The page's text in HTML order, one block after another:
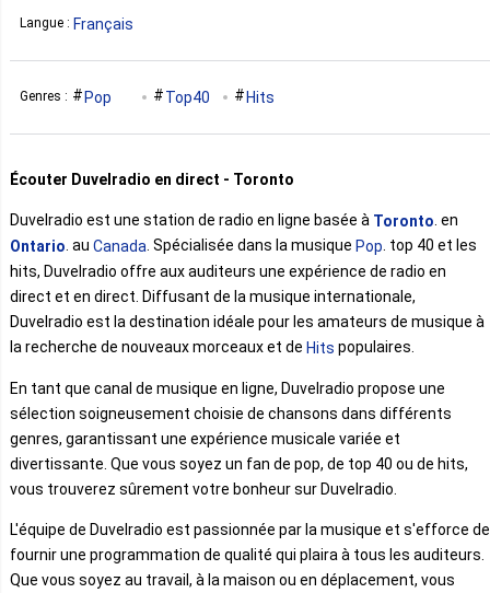
Langue : Français
Genres : Pop Top40 Hits
Écouter Duvelradio en direct - Toronto
Duvelradio est une station de radio en ligne basée à Toronto . en
Ontario. au Canada. Spécialisée dans la musique Pop. top 40 et les
hits, Duvelradio offre aux auditeurs une expérience de radio en
direct et en direct. Diffusant de la musique internationale,
Duvelradio est la destination idéale pour les amateurs de musique à
la recherche de nouveaux morceaux et de Hits populaires.
En tant que canal de musique en ligne, Duvelradio propose une
sélection soigneusement choisie de chansons dans différents
genres, garantissant une expérience musicale variée et
divertissante. Que vous soyez un fan de pop, de top 40 ou de hits,
vous trouverez sûrement votre bonheur sur Duvelradio.
L'équipe de Duvelradio est passionnée par la musique et s'efforce de
fournir une programmation de qualité qui plaira à tous les auditeurs.
Que vous soyez au travail, à la maison ou en déplacement, vous